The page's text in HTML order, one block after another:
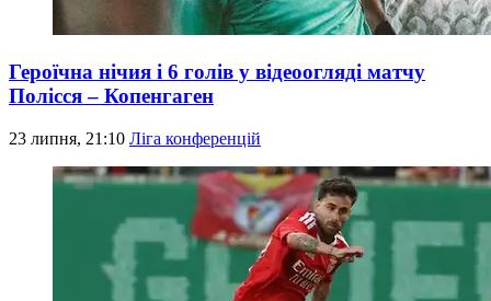
Героїчна нічия і 6 голів у відеоогляді матчу
Полісся – Копенгаген
23 липня, 21:10 Ліга конференцій